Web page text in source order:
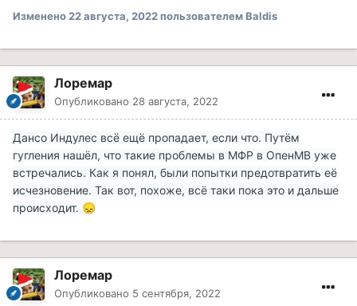
Изменено 22 августа, 2022пользователем Baldis
Лоремар
Опубликовано 28 августа, 2022
Дансо Индулес всё ещё пропадает, если что. Путём
гугления нашёл, что такие проблемы в МФР в ОпенМВ уже
встречались. Как я понял, были попытки предотвратить её
исчезновение. Так вот, похоже, всё таки пока это и дальше
происходит. 😞
Лоремар
Опубликовано 5 сентября, 2022